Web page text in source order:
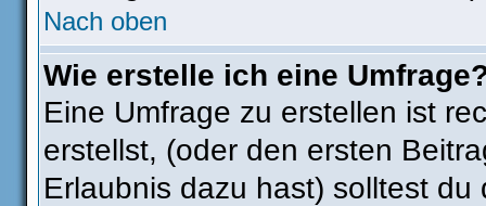
Nach oben
Wie erstelle ich eine
Eine Umfrage zu erstellen ist
erstellst, (oder den ersten
Erlaubnis dazu hast) solltest